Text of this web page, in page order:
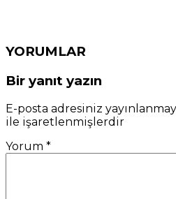
YORUMLAR
Bir yanıt yazın
E-posta adresiniz
ile işaretlenmişlerdir
Yorum *